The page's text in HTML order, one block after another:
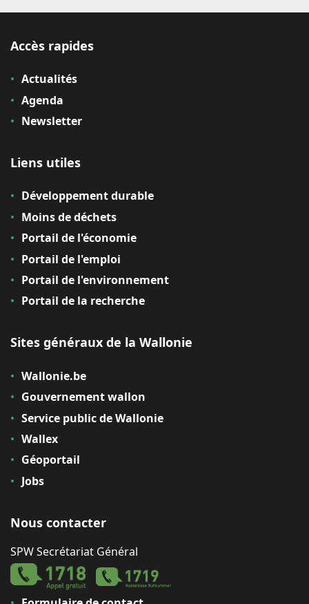
Accès rapides
Actualités
Agenda
Newsletter
Liens utiles
Développement durable
Moins de déchets
Portail de l'économie
Portail de l'emploi
Portail de l'environnement
Portail de la recherche
Sites généraux de la Wallonie
Wallonie.be
Gouvernement wallon
Service public de Wallonie
Wallex
Géoportail
Jobs
Nous contacter
SPW Secrétariat Général